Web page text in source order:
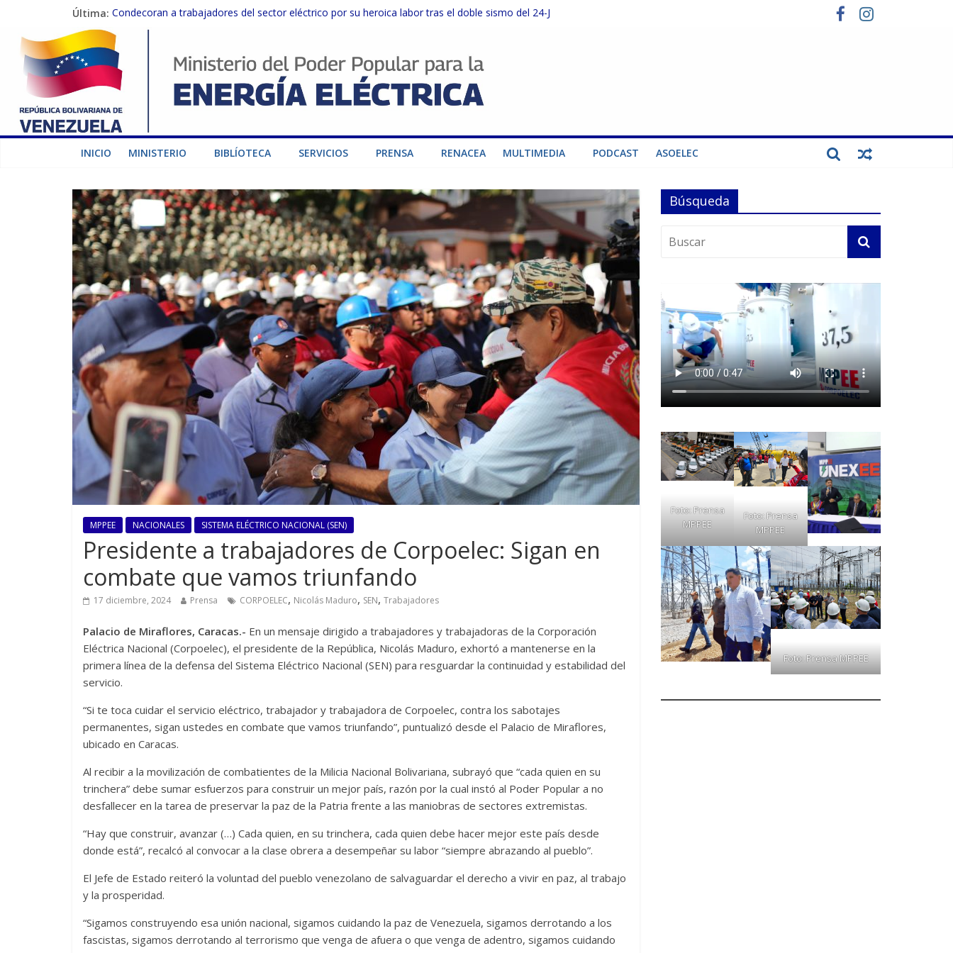
Última: Condecoran a trabajadores del sector eléctrico por su heroica labor tras el doble sismo del 24-J
Gobierno Nacional coordina acciones con el sector privado para fortalecer el SEN ante el «Súper Niño»
Inspeccionan trabajos de rehabilitación en instalaciones del SEN en Carabobo
Gobierno Nacional activa plan preventivo para fortalecer el SEN ante el fenómeno de El Niño
Termocarabobo recupera el 50% de su capacidad de generación para fortalecer el SEN
INICIO MINISTERIO BIBLÍOTECA SERVICIOS PRENSA RENACEA MULTIMEDIA PODCAST ASOELEC
MPPEE NACIONALES SISTEMA ELÉCTRICO NACIONAL (SEN)
Presidente a trabajadores de Corpoelec: Sigan en
combate que vamos triunfando
17 diciembre, 2024 Prensa CORPOELEC, Nicolás Maduro, SEN, Trabajadores
Palacio de Miraflores, Caracas.- En un mensaje dirigido a trabajadores y trabajadoras de la Corporación
Eléctrica Nacional (Corpoelec), el presidente de la República, Nicolás Maduro, exhortó a mantenerse en la
primera línea de la defensa del Sistema Eléctrico Nacional (SEN) para resguardar la continuidad y estabilidad del
servicio.
“Si te toca cuidar el servicio eléctrico, trabajador y trabajadora de Corpoelec, contra los sabotajes
permanentes, sigan ustedes en combate que vamos triunfando”, puntualizó desde el Palacio de Miraflores,
ubicado en Caracas.
Al recibir a la movilización de combatientes de la Milicia Nacional Bolivariana, subrayó que “cada quien en su
trinchera” debe sumar esfuerzos para construir un mejor país, razón por la cual instó al Poder Popular a no
desfallecer en la tarea de preservar la paz de la Patria frente a las maniobras de sectores extremistas.
“Hay que construir, avanzar (…) Cada quien, en su trinchera, cada quien debe hacer mejor este país desde
donde está”, recalcó al convocar a la clase obrera a desempeñar su labor “siempre abrazando al pueblo”.
El Jefe de Estado reiteró la voluntad del pueblo venezolano de salvaguardar el derecho a vivir en paz, al trabajo
y la prosperidad.
“Sigamos construyendo esa unión nacional, sigamos cuidando la paz de Venezuela, sigamos derrotando a los
fascistas, sigamos derrotando al terrorismo que venga de afuera o que venga de adentro, sigamos cuidando
Búsqueda
Foto: Prensa
MPPEE
Foto: Prensa
MPPEE
Foto: Prensa MPPEE